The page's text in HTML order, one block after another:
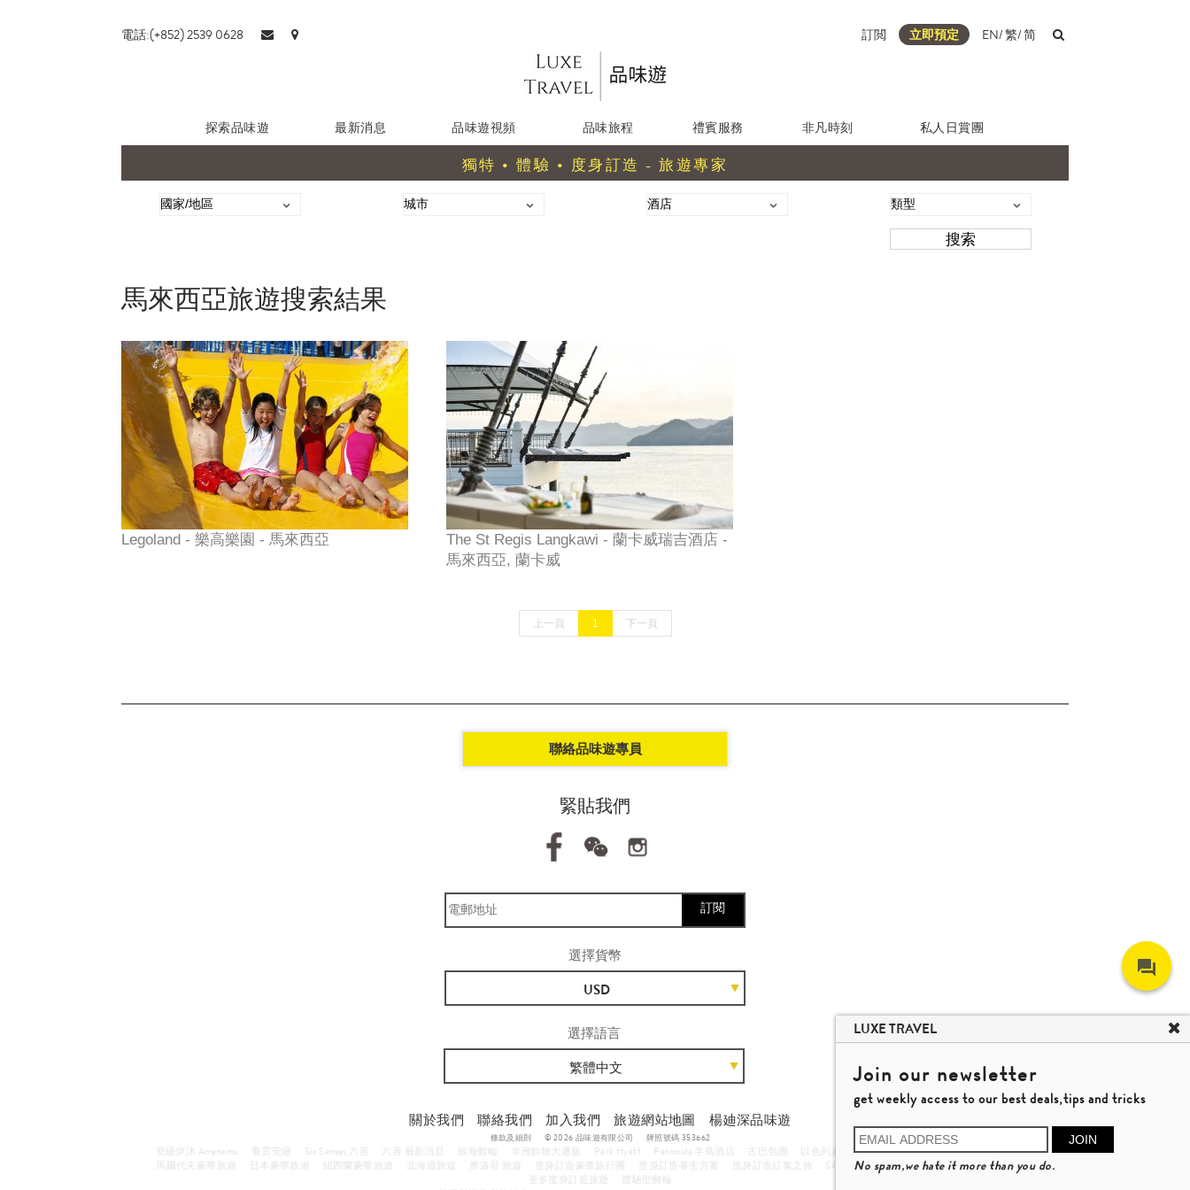
電話:(+852) 2539 0628 訂閲 立即預定 EN/繁/简
探索品味遊 最新消息 品味遊視頻 品味旅程 禮賓服務 非凡時刻 私人日賞團
獨特 • 體驗 • 度身訂造 - 旅遊專家
馬來西亞旅遊搜索結果
Legoland - 樂高樂園 - 馬來西亞
The St Regis Langkawi - 蘭卡威瑞吉酒店 -
馬來西亞, 蘭卡威
上一頁 1 下一頁
聯絡品味遊專員
緊貼我們
訂閱
選擇貨幣
USD
選擇語言
繁體中文
關於我們 聯絡我們 加入我們 旅遊網站地圖 楊廸深品味遊
條款及細則 © 2026 品味遊有限公司 牌照號碼 353662
安縵伊沐 Amanemu 養雲安縵 Six Senses 六善 六善 最新消息 銀海郵輪 非洲動物大遷徙 Park Hyatt Peninsula 半島酒店 古巴包團 以色列豪華旅行團 越南旅遊 芽莊 旅遊
峴港 旅遊
馬爾代夫豪華旅遊
日本豪華旅遊 紐西蘭豪華旅遊 北海道旅遊 摩洛哥 旅遊 度身訂造豪華旅行團 度身訂造養生方案 度身訂造紅葉之旅 Silversea Cruises Klook & KKDay
Kuoni & Jetour
更多度身訂造旅遊
體驗型郵輪
LUXE TRAVEL
Join our newsletter
get weekly access to our best deals,tips and tricks
JOIN
No spam,we hate it more than you do.